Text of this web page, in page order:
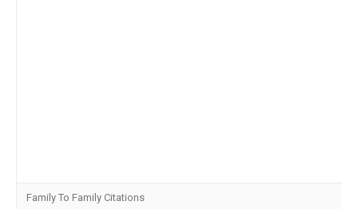
Family To Family Citations